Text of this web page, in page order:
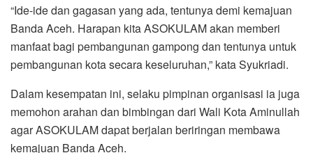
“Ide-ide dan gagasan yang ada, tentunya demi kemajuan
Banda Aceh. Harapan kita ASOKULAM akan memberi
manfaat bagi pembangunan gampong dan tentunya untuk
pembangunan kota secara keseluruhan,” kata Syukriadi.
Dalam kesempatan ini, selaku pimpinan organisasi ia juga
memohon arahan dan bimbingan dari Wali Kota Aminullah
agar ASOKULAM dapat berjalan beriringan membawa
kemajuan Banda Aceh.